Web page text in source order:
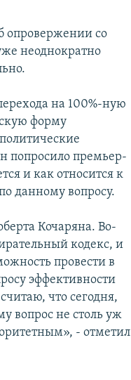
опровержении со
неоднократно
на 100%-ную
форму
попросило премьер-
и как относится к
данному вопросу.
Кочаряна. Во-
кодекс, и
провести в
эффективности
что сегодня,
вопрос не столь уж
- отметил